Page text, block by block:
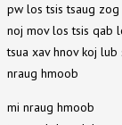
pw los tsis tsaug zog
noj mov los tsis qab
tsua xav hnov koj
nraug hmoob
mi nraug hmoob